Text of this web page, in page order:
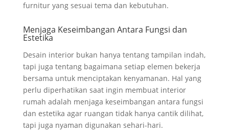
furnitur yang sesuai tema dan kebutuhan.
Menjaga Keseimbangan Antara Fungsi dan
Estetika
Desain interior bukan hanya tentang tampilan indah,
tapi juga tentang bagaimana setiap elemen bekerja
bersama untuk menciptakan kenyamanan. Hal yang
perlu diperhatikan saat ingin membuat interior
rumah adalah menjaga keseimbangan antara fungsi
dan estetika agar ruangan tidak hanya cantik dilihat,
tapi juga nyaman digunakan sehari-hari.